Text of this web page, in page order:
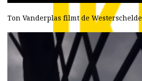
Ton Vanderplas filmt de Westerschelde